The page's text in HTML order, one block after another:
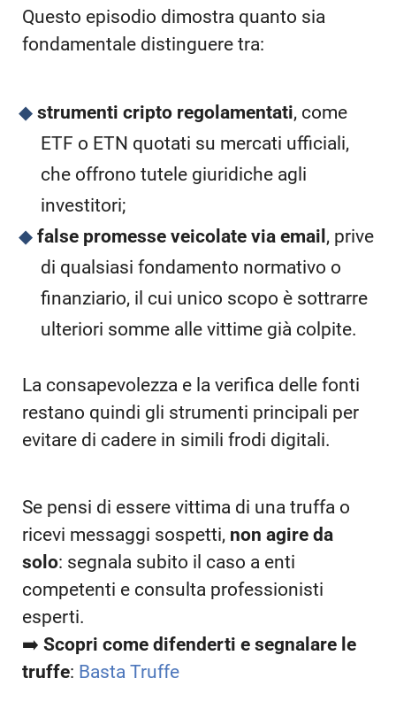
Questo episodio dimostra quanto sia
fondamentale distinguere tra:
strumenti cripto regolamentati, come
ETF o ETN quotati su mercati ufficiali,
che offrono tutele giuridiche agli
investitori;
false promesse veicolate via email , prive
di qualsiasi fondamento normativo o
finanziario, il cui unico scopo è sottrarre
ulteriori somme alle vittime già colpite.
La consapevolezza e la verifica delle fonti
restano quindi gli strumenti principali per
evitare di cadere in simili frodi digitali.
Se pensi di essere vittima di una truffa o
ricevi messaggi sospetti, non agire da
solo: segnala subito il caso a enti
competenti e consulta professionisti
esperti.
➡️ Scopri come difenderti e segnalare le
truffe: Basta Truffe